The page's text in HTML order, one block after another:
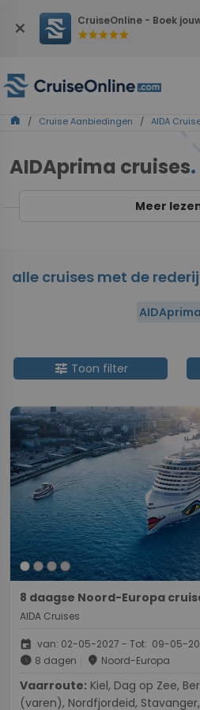
close CruiseOnline - Boek
starstarstarstarstar
home / Cruise Aanbiedingen / AIDA
AIDAprima cruises.
Meer
alle cruises met de rederij
AIDAprima
tune Toon filter
8 daagse Noord-Europa
AIDA Cruises
event van: 02-05-2027 - Tot: 09-05-
schedule 8 dagen place Noord-Europa
Vaarroute:
(varen), Nordfjordeid,